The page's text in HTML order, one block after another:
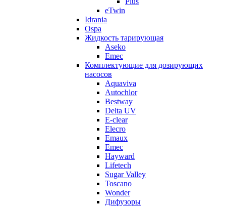
eTwin
Idrania
Ospa
Жидкость тарирующая
Aseko
Emec
Комплектующие для дозирующих
насосов
Aquaviva
Autochlor
Bestway
Delta UV
E-clear
Elecro
Emaux
Emec
Hayward
Lifetech
Sugar Valley
Toscano
Wonder
Дифузоры